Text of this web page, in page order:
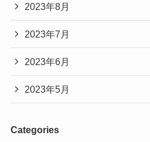
2023年8月
2023年7月
2023年6月
2023年5月
Categories